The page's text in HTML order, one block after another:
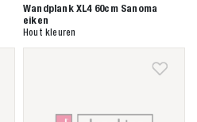
Wandplank XL4 60cm Sanoma
eiken
Hout kleuren